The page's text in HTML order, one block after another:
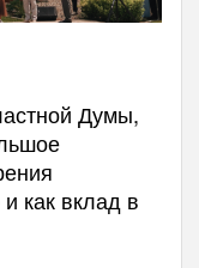
Думы,
как вклад в